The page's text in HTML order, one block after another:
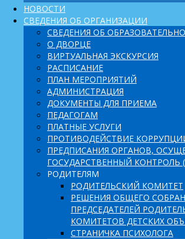
НОВОСТИ
СВЕДЕНИЯ ОБ ОРГАНИЗАЦИИ
СВЕДЕНИЯ ОБ
О ДВОРЦЕ
ВИРТУАЛЬНАЯ ЭКСКУРСИЯ
РАСПИСАНИЕ
ПЛАН МЕРОПРИЯТИЙ
АДМИНИСТРАЦИЯ
ДОКУМЕНТЫ ДЛЯ ПРИЕМА
ПЕДАГОГАМ
ПЛАТНЫЕ УСЛУГИ
ПРОТИВОДЕЙСТВИЕ
ПРЕДПИСАНИЯ ОРГАНОВ,
ГОСУДАРСТВЕННЫЙ КОНТРОЛЬ
РОДИТЕЛЯМ
РОДИТЕЛЬСКИЙ КОМИТЕТ
РЕШЕНИЯ ОБЩЕГО
ПРЕДСЕДАТЕЛЕЙ
КОМИТЕТОВ ДЕТСКИХ
СТРАНИЧКА ПСИХОЛОГА